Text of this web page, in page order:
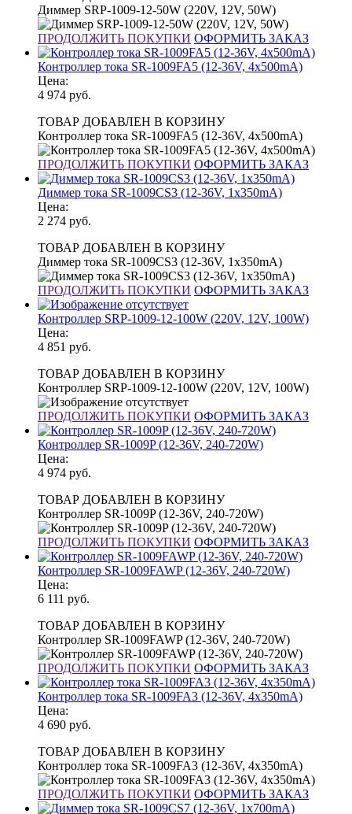
Диммер SRP-1009-12-50W (220V, 12V, 50W)
ПРОДОЛЖИТЬ ПОКУПКИ ОФОРМИТЬ ЗАКАЗ
Контроллер тока SR-1009FA5 (12-36V, 4x500mA)
Цена:
4 974 руб.
ТОВАР ДОБАВЛЕН В КОРЗИНУ
Контроллер тока SR-1009FA5 (12-36V, 4x500mA)
ПРОДОЛЖИТЬ ПОКУПКИ ОФОРМИТЬ ЗАКАЗ
Диммер тока SR-1009CS3 (12-36V, 1x350mA)
Цена:
2 274 руб.
ТОВАР ДОБАВЛЕН В КОРЗИНУ
Диммер тока SR-1009CS3 (12-36V, 1x350mA)
ПРОДОЛЖИТЬ ПОКУПКИ ОФОРМИТЬ ЗАКАЗ
Контроллер SRP-1009-12-100W (220V, 12V, 100W)
Цена:
4 851 руб.
ТОВАР ДОБАВЛЕН В КОРЗИНУ
Контроллер SRP-1009-12-100W (220V, 12V, 100W)
ПРОДОЛЖИТЬ ПОКУПКИ ОФОРМИТЬ ЗАКАЗ
Контроллер SR-1009P (12-36V, 240-720W)
Цена:
4 974 руб.
ТОВАР ДОБАВЛЕН В КОРЗИНУ
Контроллер SR-1009P (12-36V, 240-720W)
ПРОДОЛЖИТЬ ПОКУПКИ ОФОРМИТЬ ЗАКАЗ
Контроллер SR-1009FAWP (12-36V, 240-720W)
Цена:
6 111 руб.
ТОВАР ДОБАВЛЕН В КОРЗИНУ
Контроллер SR-1009FAWP (12-36V, 240-720W)
ПРОДОЛЖИТЬ ПОКУПКИ ОФОРМИТЬ ЗАКАЗ
Контроллер тока SR-1009FA3 (12-36V, 4x350mA)
Цена:
4 690 руб.
ТОВАР ДОБАВЛЕН В КОРЗИНУ
Контроллер тока SR-1009FA3 (12-36V, 4x350mA)
ПРОДОЛЖИТЬ ПОКУПКИ ОФОРМИТЬ ЗАКАЗ